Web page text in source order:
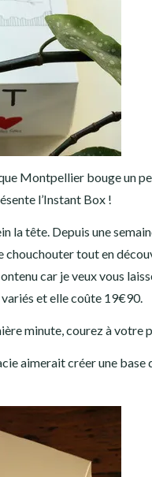
Montpellier bouge un
l’Instant Box !
la tête. Depuis une
chouchouter tout en
car je veux vous
et elle coûte 19€90.
minute, courez à votre
aimerait créer une base